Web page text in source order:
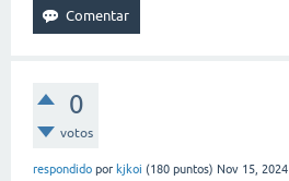
0
votos
respondido por kjkoi (180 puntos) Nov 15, 2024